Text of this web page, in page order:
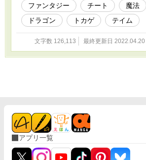
ファンタジー チート 魔法
ドラゴン
トカゲ テイム
文字数 126,113 最終更新日 2022.04.20
アプリ一覧